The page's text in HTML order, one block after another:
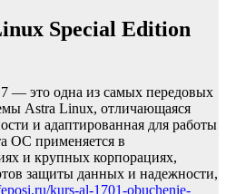
Special Edition
— это одна из самых передовых
Astra Linux, отличающаяся
и адаптированная для работы
ОС применяется в
и крупных корпорациях,
защиты данных и надежности,
kurs-al-1701-obuchenie-